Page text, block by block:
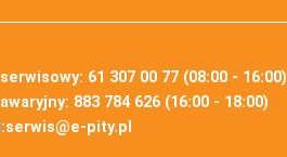
61 307 00 77 (08:00 - 16:00)
883 784 626 (16:00 - 18:00)
serwis@e-pity.pl